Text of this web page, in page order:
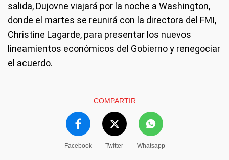
salida, Dujovne viajará por la noche a Washington,
donde el martes se reunirá con la directora del FMI,
Christine Lagarde, para presentar los nuevos
lineamientos económicos del Gobierno y renegociar
el acuerdo.
COMPARTIR
Facebook Twitter Whatsapp